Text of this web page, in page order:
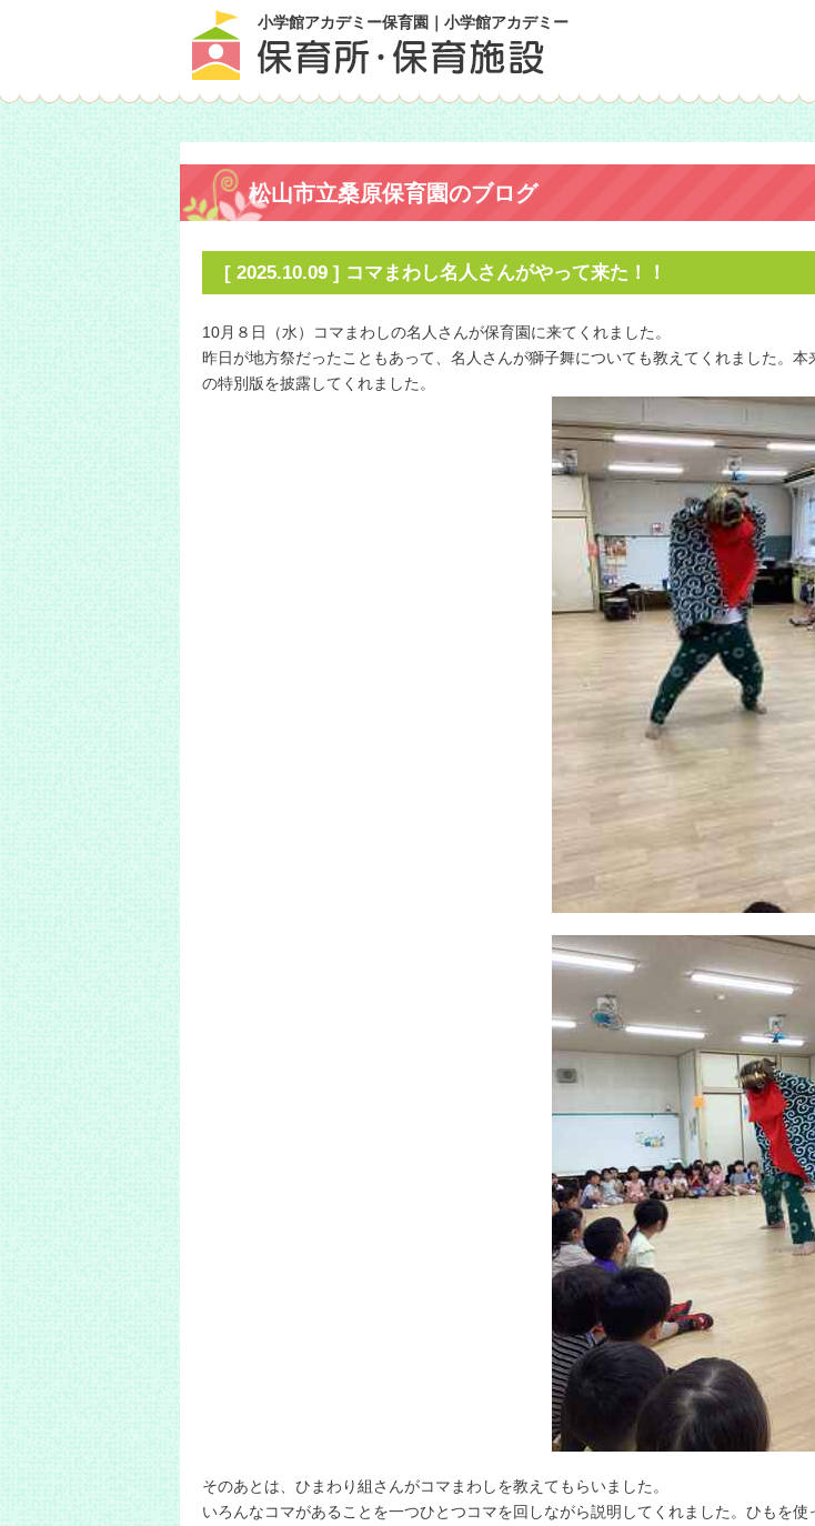
小学館アカデミー保育園｜小学館アカデミー
松山市立桑原保育園のブログ
[ 2025.10.09 ] コマまわし名人さんがやって来た！！
10月８日（水）コマまわしの名人さんが保育園に来てくれました。
昨日が地方祭だったこともあって、名人さんが獅子舞についても教えてくれました。
の特別版を披露してくれました。
そのあとは、ひまわり組さんがコマまわしを教えてもらいました。
いろんなコマがあることを一つひとつコマを回しながら説明してくれました。ひもを